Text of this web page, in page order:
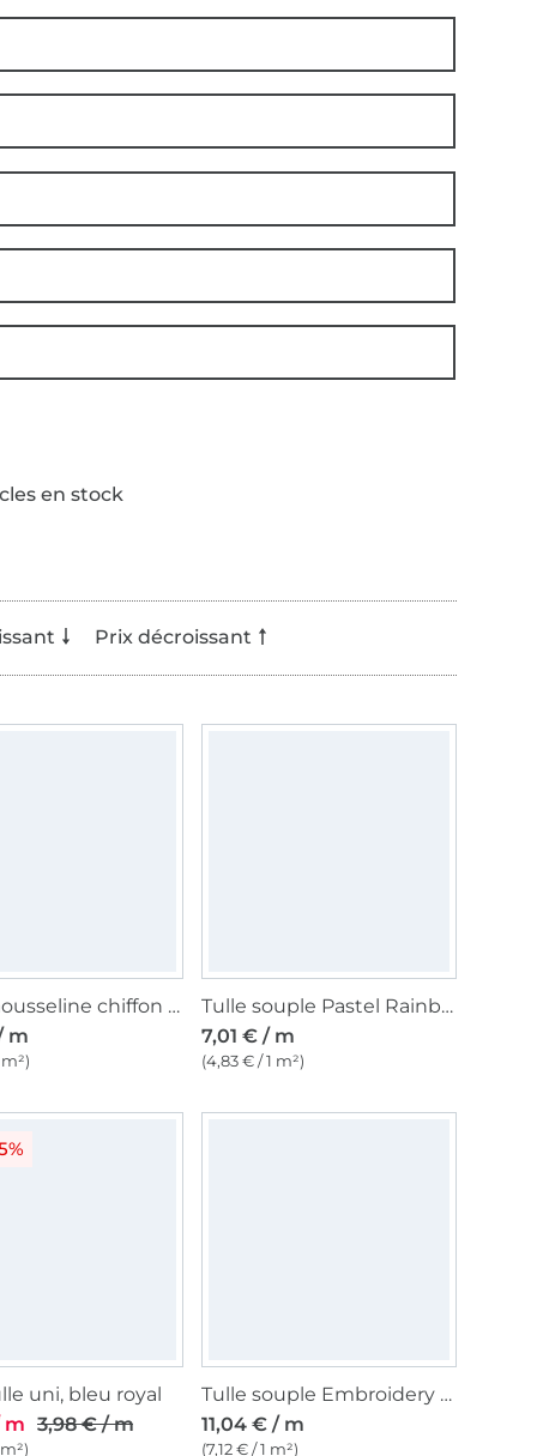
en stock
Prix décroissant
Tissu mousseline chiffon uni, noir
m
Tulle souple Pastel Rainbow, multicolore
7,01 € / m
(4,83 € / 1 m²)
uni, bleu royal
m 3,98 € / m
Tulle souple Embroidery Flowers, blanc
11,04 € / m
(7,12 € / 1 m²)